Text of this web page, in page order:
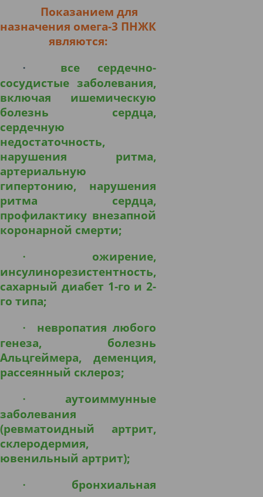
Показанием для
назначения омега-3 ПНЖК
являются:
·
все сердечно-
сосудистые заболевания,
включая ишемическую
болезнь сердца,
сердечную
недостаточность,
нарушения ритма,
артериальную
гипертонию, нарушения
ритма сердца,
профилактику внезапной
коронарной смерти;
·
ожирение,
инсулинорезистентность,
сахарный диабет 1-го и 2-
го типа;
·
невропатия любого
генеза, болезнь
Альцгеймера, деменция,
рассеянный склероз;
·
аутоиммунные
заболевания
(ревматоидный артрит,
склеродермия,
ювенильный артрит);
·
бронхиальная